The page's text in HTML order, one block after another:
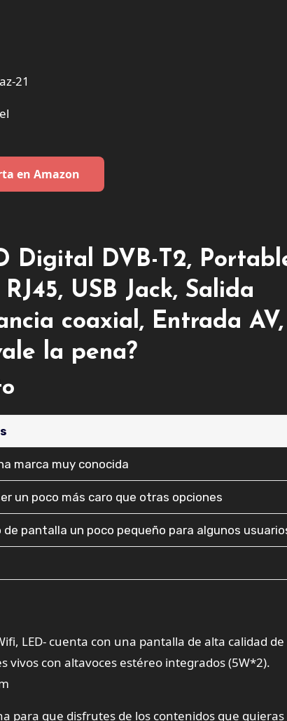
21
en Amazon
Digital DVB-T2,
USB Jack, Salida
coaxial, Entrada AV,
la pena?
marca muy conocida
un poco más caro que otras opciones
de pantalla un poco pequeño para algunos
LED- cuenta con una pantalla de alta calidad de
vivos con altavoces estéreo integrados (5W*2).
para que disfrutes de los contenidos que quieras